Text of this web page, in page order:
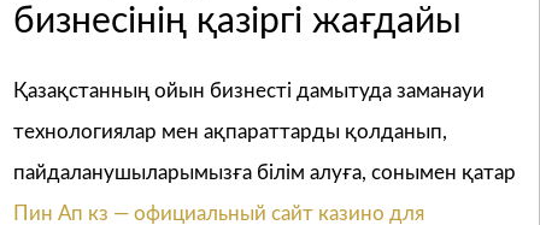
бизнесінің қазіргі жағдайы
Қазақстанның ойын бизнесті дамытуда заманауи
технологиялар мен ақпараттарды қолданып,
пайдаланушыларымызға білім алуға, сонымен қатар
Пин Ап кз — официальный сайт казино для